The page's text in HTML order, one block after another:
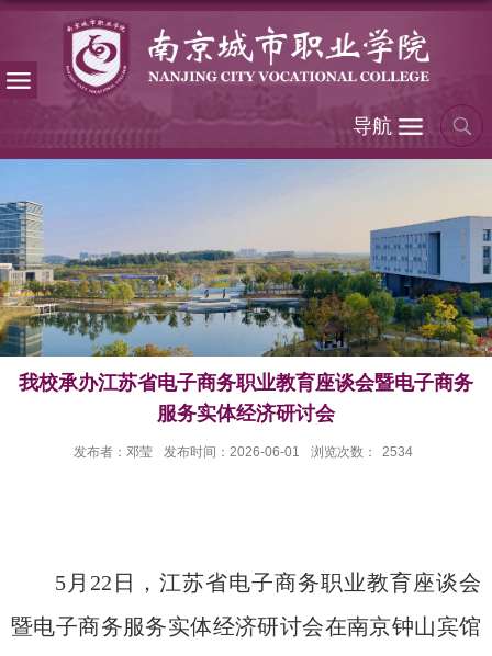
导航
我校承办江苏省电子商务职业教育座谈会暨电子商务
服务实体经济研讨会
发布者：邓莹 发布时间：2026-06-01 浏览次数： 2534
5 月 22 日，江苏省电子商务职业教育座谈会
暨电子商务服务实体经济研讨会在南京钟山宾馆